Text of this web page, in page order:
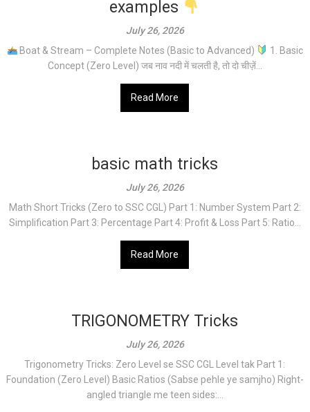
examples
July 26, 2026
Boat & Stream – Complete Notes (Basic to Advanced)
1. Basic
Concept (Zero Level) जब नाव नदी में चलती है, तो दो चीज़ें...
Read More
basic math tricks
July 26, 2026
Math Short Tricks (Zero to SSC CGL) Part 1: Number System Part 2:
Simplification Part 3: Percentage Part 4: Profit & Loss Part 5: Ratio...
Read More
TRIGONOMETRY Tricks
July 26, 2026
Trigonometry Tricks: Zero Level se SSC CGL Level tak Part 1:
Foundation (Zero Level) Basic Ratios (Sabse pehle ye samjho) Right-
angled triangle me teen sides:...